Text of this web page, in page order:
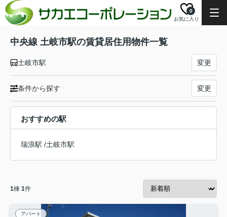
お気に入り
0
中央線 土岐市駅の賃貸居住用物件一覧
土岐市駅 変更
条件から探す 変更
おすすめの駅
瑞浪駅 /土岐市駅
1棟 1件
アパート